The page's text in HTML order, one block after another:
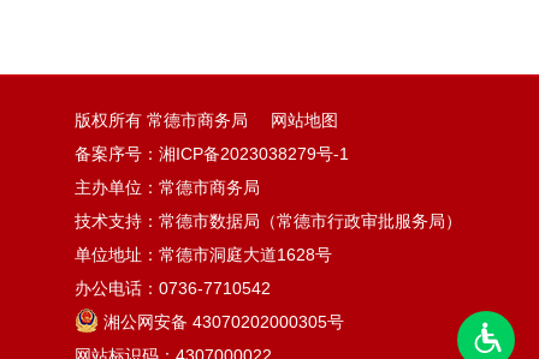
版权所有 常德市商务局
网站地图
备案序号： 湘ICP备2023038279号-1
主办单位：常德市商务局
技术支持：常德市数据局（常德市行政审批服务局）
单位地址：常德市洞庭大道1628号
办公电话：0736-7710542
湘公网安备 43070202000305号